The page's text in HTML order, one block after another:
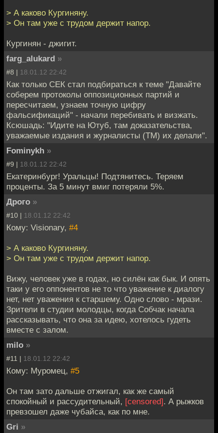
> А каково Кургиняну.
> Он там уже с трудом держит напор.
Кургинян - джигит.
farg_alukard »
#8 | 18.01.12 22:42
Как только СЕК стал подбираться к теме "Давайте
соберем протоколы оппозиционных партий и
пересчитаем, узнаем точную цифру
фальсификаций" - начали перебивать и визжать.
Ксюшадь: "Идите на Ютуб, там доказательства,
уважаемые издания и журналисты (ТМ) их делали".
Fominykh »
#9 | 18.01.12 22:42
Екатеринбург! Уральцы! Подтянитесь. Теряем
проценты. За 5 минут вмиг потеряли 5%.
Дрого »
#10 | 18.01.12 22:42
Кому: Visionary, #4
> А каково Кургиняну.
> Он там уже с трудом держит напор.
Вижу, человек уже в годах, но силён как бык. И опять
таки у его оппонентов не то что уважение к диалогу
нет, нет уважения к старшему. Одно слово - мрази.
Зрители в студии молодцы, когда Собчак начала
рассказывать, что она за идею, хотелось гудеть
вместе с залом.
milo »
#11 | 18.01.12 22:42
Кому: Муромец, #5
Он там зато дальше отжигал, как же самый
спокойный и рассудительный, [censored]. А рыжков
превзошел даже чубайса, как по мне.
Gri »